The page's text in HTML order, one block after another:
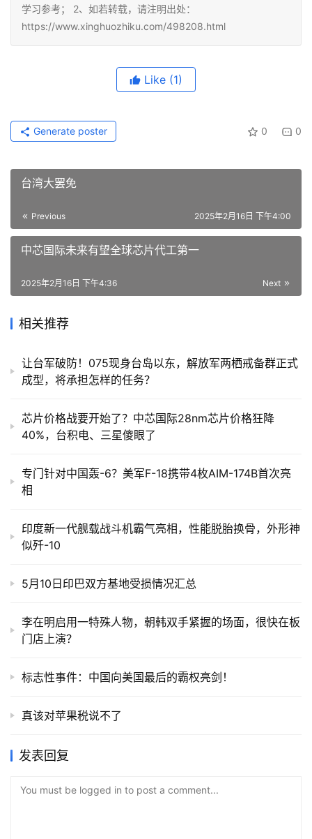
学习参考； 2、如若转载，请注明出处：
https://www.xinghuozhiku.com/498208.html
Like (1)
0 0
Generate poster
台湾大罢免
Previous 2025年2月16日 下午4:00
中芯国际未来有望全球芯片代工第一
Next
2025年2月16日 下午4:36
相关推荐
让台军破防！075现身台岛以东，解放军两栖戒备群正式
成型，将承担怎样的任务？
芯片价格战要开始了？中芯国际28nm芯片价格狂降
40%，台积电、三星傻眼了
专门针对中国轰-6？美军F-18携带4枚AIM-174B首次亮
相
印度新一代舰载战斗机霸气亮相，性能脱胎换骨，外形神
似歼-10
5月10日印巴双方基地受损情况汇总
李在明启用一特殊人物，朝韩双手紧握的场面，很快在板
门店上演？
标志性事件：中国向美国最后的霸权亮剑！
真该对苹果税说不了
发表回复
You must be logged in to post a comment...